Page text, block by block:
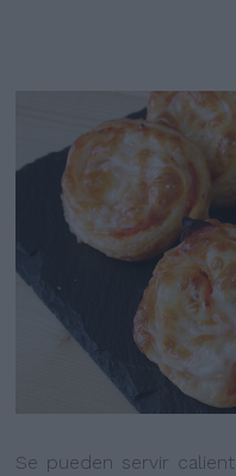
Se pueden servir